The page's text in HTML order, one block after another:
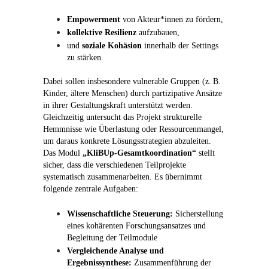
Empowerment von Akteur*innen zu fördern,
kollektive Resilienzaufzubauen,
und soziale Kohäsioninnerhalb der Settings
zu stärken.
Dabei sollen insbesondere vulnerable Gruppen (z. B.
Kinder, ältere Menschen) durch partizipative Ansätze
in ihrer Gestaltungskraft unterstützt werden.
Gleichzeitig untersucht das Projekt strukturelle
Hemmnisse wie Überlastung oder Ressourcenmangel,
um daraus konkrete Lösungsstrategien abzuleiten.
Das Modul „KliBUp-Gesamtkoordination“stellt
sicher, dass die verschiedenen Teilprojekte
systematisch zusammenarbeiten. Es übernimmt
folgende zentrale Aufgaben:
Wissenschaftliche Steuerung: Sicherstellung
eines kohärenten Forschungsansatzes und
Begleitung der Teilmodule
Vergleichende Analyse und
Ergebnissynthese: Zusammenführung der